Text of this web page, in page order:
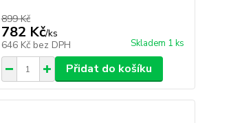
899 Kč
782 Kč/ks
646 Kč bez DPH Skladem 1 ks
Přidat do košíku